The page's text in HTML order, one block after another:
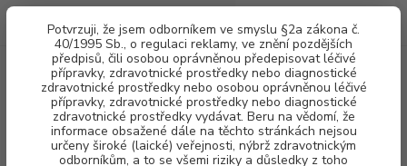
Potvrzuji, že jsem odborníkem ve smyslu §2a zákona č.
40/1995 Sb., o regulaci reklamy, ve znění pozdějších
předpisů, čili osobou oprávněnou předepisovat léčivé
přípravky, zdravotnické prostředky nebo diagnostické
zdravotnické prostředky nebo osobou oprávněnou léčivé
přípravky, zdravotnické prostředky nebo diagnostické
zdravotnické prostředky vydávat. Beru na vědomí, že
informace obsažené dále na těchto stránkách nejsou
určeny široké (laické) veřejnosti, nýbrž zdravotnickým
odborníkům, a to se všemi riziky a důsledky z toho
Menu
CZK
Hledat
(Po-Pá, 8-16 hod.)
za0,00 Kč